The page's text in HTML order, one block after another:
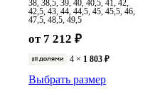
38, 38,5, 39, 40, 40,5, 41, 42,
42,5, 43, 44, 44,5, 45, 45,5, 46,
47,5, 48,5, 49,5
от 7 212 ₽
4 × 1 803 ₽
Выбрать размер